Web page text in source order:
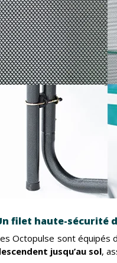
filet haute-sécurité
Octopulse sont équipés
jusqu’au sol,